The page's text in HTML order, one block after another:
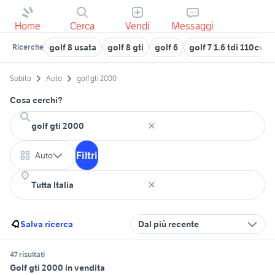
Home Cerca Vendi Messaggi
Ricerche golf 8 usata golf 8 gti golf 6 golf 7 1.6 tdi 110cv
Subito Auto golf gti 2000
Cosa cerchi?
Auto Filtri
Salva ricerca Dal più recente
47 risultati
Golf gti 2000 in vendita